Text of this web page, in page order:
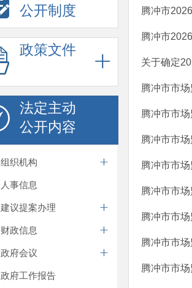
公开制度
政策文件
法定主动
公开内容
组织机构
人事信息
建议提案办理
财政信息
政府会议
政府工作报告
腾冲市
腾冲市
关于确定
腾冲市市
腾冲市市
腾冲市市
腾冲市市
腾冲市市
腾冲市市
腾冲市市
腾冲市市